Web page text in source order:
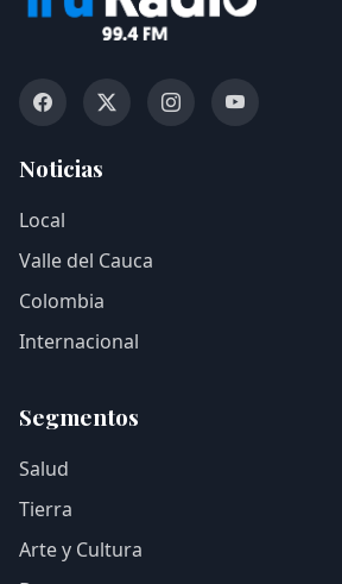
Noticias
Local
Valle del Cauca
Colombia
Internacional
Segmentos
Salud
Tierra
Arte y Cultura